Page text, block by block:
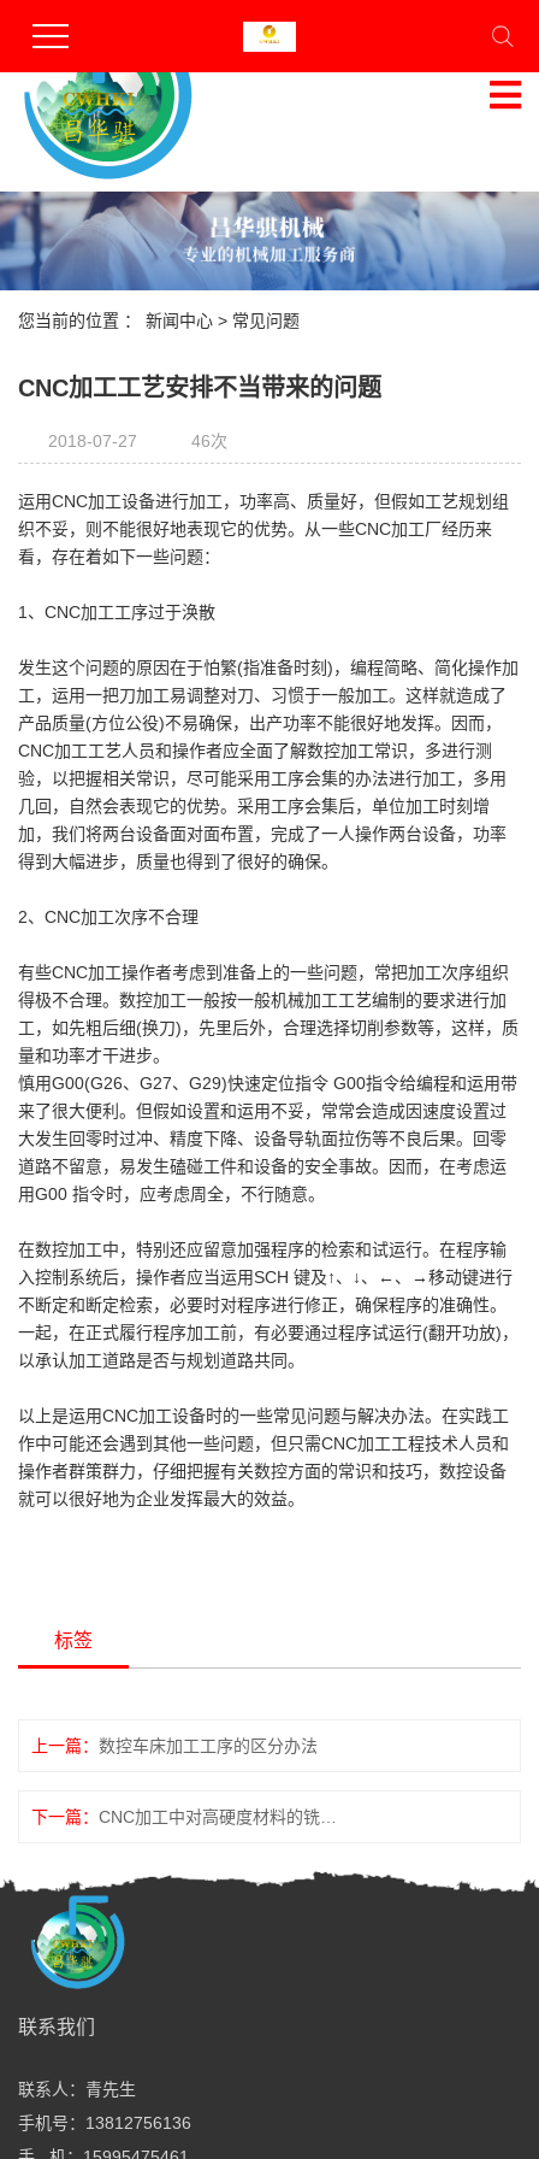
服务热线
您当前的位置 ： 新闻中心 > 常见问题
CNC加工工艺安排不当带来的问题
2018-07-27 46次
运用CNC加工设备进行加工，功率高、质量好，但假如工艺规划组
织不妥，则不能很好地表现它的优势。从一些CNC加工厂经历来
看，存在着如下一些问题：
1、CNC加工工序过于涣散
发生这个问题的原因在于怕繁(指准备时刻)，编程简略、简化操作加
工，运用一把刀加工易调整对刀、习惯于一般加工。这样就造成了
产品质量(方位公役)不易确保，出产功率不能很好地发挥。因而，
CNC加工工艺人员和操作者应全面了解数控加工常识，多进行测
验，以把握相关常识，尽可能采用工序会集的办法进行加工，多用
几回，自然会表现它的优势。采用工序会集后，单位加工时刻增
加，我们将两台设备面对面布置，完成了一人操作两台设备，功率
得到大幅进步，质量也得到了很好的确保。
2、CNC加工次序不合理
有些CNC加工操作者考虑到准备上的一些问题，常把加工次序组织
得极不合理。数控加工一般按一般机械加工工艺编制的要求进行加
工，如先粗后细(换刀)，先里后外，合理选择切削参数等，这样，质
量和功率才干进步。
慎用G00(G26、G27、G29)快速定位指令 G00指令给编程和运用带
来了很大便利。但假如设置和运用不妥，常常会造成因速度设置过
大发生回零时过冲、精度下降、设备导轨面拉伤等不良后果。回零
道路不留意，易发生磕碰工件和设备的安全事故。因而，在考虑运
用G00 指令时，应考虑周全，不行随意。
在数控加工中，特别还应留意加强程序的检索和试运行。在程序输
入控制系统后，操作者应当运用SCH 键及↑、↓、←、→移动键进行
不断定和断定检索，必要时对程序进行修正，确保程序的准确性。
一起，在正式履行程序加工前，有必要通过程序试运行(翻开功放)，
以承认加工道路是否与规划道路共同。
以上是运用CNC加工设备时的一些常见问题与解决办法。在实践工
作中可能还会遇到其他一些问题，但只需CNC加工工程技术人员和
操作者群策群力，仔细把握有关数控方面的常识和技巧，数控设备
就可以很好地为企业发挥最大的效益。
标签
上一篇： 数控车床加工工序的区分办法
下一篇：
全国服务热线
周一至周五：8:00—20:00
周六、周日：9:00—18:00
联系我们
联系人：青先生
手机号：13812756136